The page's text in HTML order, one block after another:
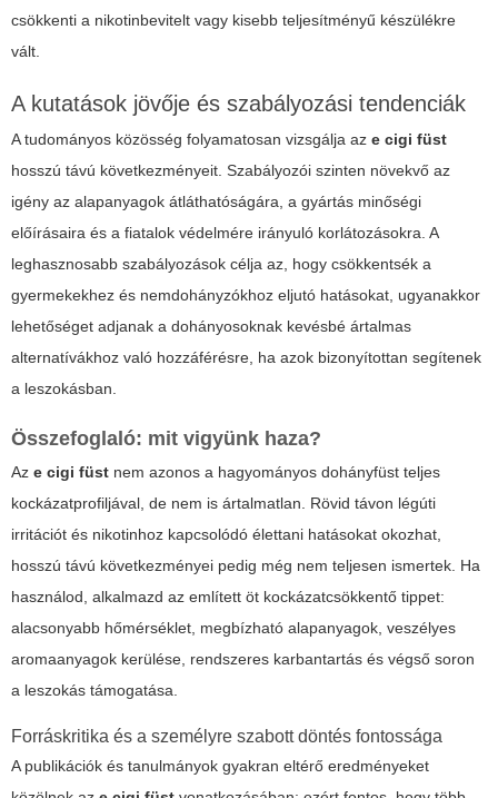
csökkenti a nikotinbevitelt vagy kisebb teljesítményű készülékre
vált.
A kutatások jövője és szabályozási tendenciák
A tudományos közösség folyamatosan vizsgálja az e cigi füst
hosszú távú következményeit. Szabályozói szinten növekvő az
igény az alapanyagok átláthatóságára, a gyártás minőségi
előírásaira és a fiatalok védelmére irányuló korlátozásokra. A
leghasznosabb szabályozások célja az, hogy csökkentsék a
gyermekekhez és nemdohányzókhoz eljutó hatásokat, ugyanakkor
lehetőséget adjanak a dohányosoknak kevésbé ártalmas
alternatívákhoz való hozzáférésre, ha azok bizonyítottan segítenek
a leszokásban.
Összefoglaló: mit vigyünk haza?
Az e cigi füst nem azonos a hagyományos dohányfüst teljes
kockázatprofiljával, de nem is ártalmatlan. Rövid távon légúti
irritációt és nikotinhoz kapcsolódó élettani hatásokat okozhat,
hosszú távú következményei pedig még nem teljesen ismertek. Ha
használod, alkalmazd az említett öt kockázatcsökkentő tippet:
alacsonyabb hőmérséklet, megbízható alapanyagok, veszélyes
aromaanyagok kerülése, rendszeres karbantartás és végső soron
a leszokás támogatása.
Forráskritika és a személyre szabott döntés fontossága
A publikációk és tanulmányok gyakran eltérő eredményeket